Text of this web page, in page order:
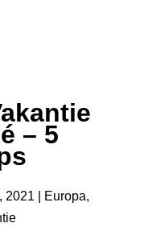
– 5
2021 Europa,